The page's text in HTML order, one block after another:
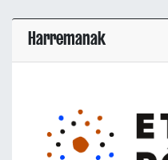
Harremanak